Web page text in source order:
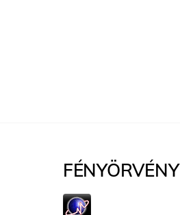
FÉNYÖRVÉNY